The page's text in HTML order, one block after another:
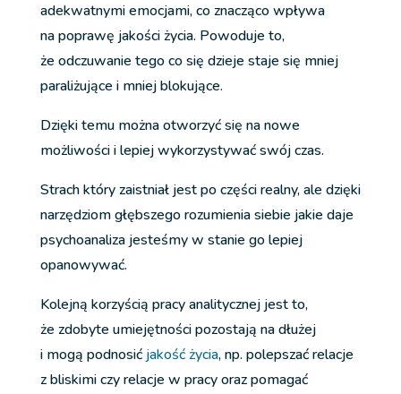
adekwatnymi emocjami, co znacząco wpływa
na poprawę jakości życia. Powoduje to,
że odczuwanie tego co się dzieje staje się mniej
paraliżujące i mniej blokujące.
Dzięki temu można otworzyć się na nowe
możliwości i lepiej wykorzystywać swój czas.
Strach który zaistniał jest po części realny, ale dzięki
narzędziom głębszego rozumienia siebie jakie daje
psychoanaliza jesteśmy w stanie go lepiej
opanowywać.
Kolejną korzyścią pracy analitycznej jest to,
że zdobyte umiejętności pozostają na dłużej
i mogą podnosić jakość życia, np. polepszać relacje
z bliskimi czy relacje w pracy oraz pomagać